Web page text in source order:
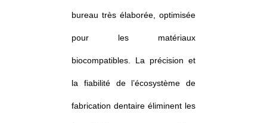
bureau très élaborée, optimisée
pour les matériaux
biocompatibles. La précision et
la fiabilité de l’écosystème de
fabrication dentaire éliminent les